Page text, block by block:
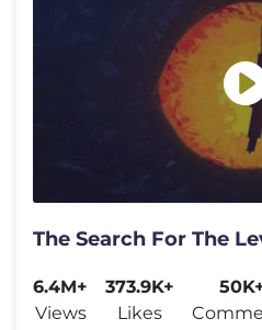
The Search For The
6.4M+
Views
373.9K+
Likes